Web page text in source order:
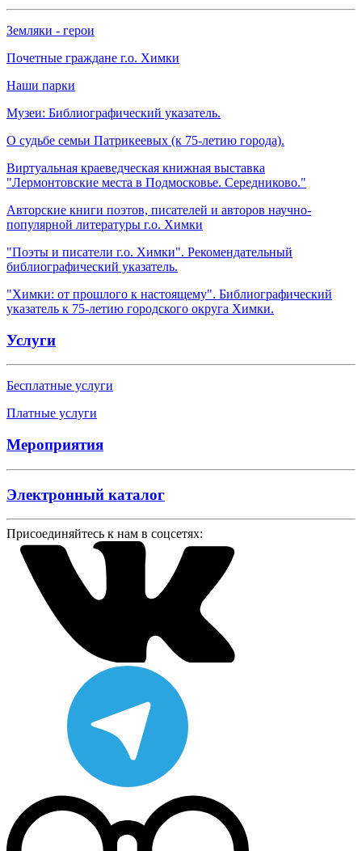
Земляки - герои
Почетные граждане г.о. Химки
Наши парки
Музеи: Библиографический указатель.
О судьбе семьи Патрикеевых (к 75-летию города).
Виртуальная краеведческая книжная выставка
"Лермонтовские места в Подмосковье. Середниково."
Авторские книги поэтов, писателей и авторов научно-
популярной литературы г.о. Химки
"Поэты и писатели г.о. Химки". Рекомендательный
библиографический указатель.
"Химки: от прошлого к настоящему". Библиографический
указатель к 75-летию городского округа Химки.
Услуги
Бесплатные услуги
Платные услуги
Мероприятия
Электронный каталог
Присоединяйтесь к нам в соцсетях: